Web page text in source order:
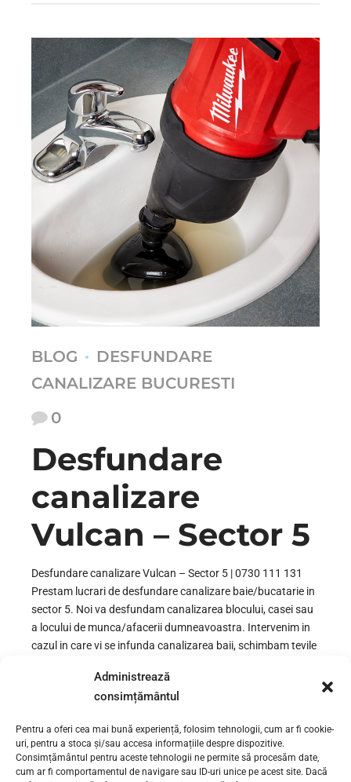
Administrează
consimțământul
Pentru a oferi cea mai bună experiență, folosim tehnologii, cum ar fi cookie-
uri, pentru a stoca și/sau accesa informațiile despre dispozitive.
Consimțământul pentru aceste tehnologii ne permite să procesăm date,
cum ar fi comportamentul de navigare sau ID-uri unice pe acest site. Dacă
BLOG
DESFUNDARE
CANALIZARE BUCURESTI
0
Desfundare
canalizare
Vulcan – Sector 5
Desfundare canalizare Vulcan – Sector 5 | 0730 111 131
Prestam lucrari de desfundare canalizare baie/bucatarie in
sector 5. Noi va desfundam canalizarea blocului, casei sau
a locului de munca/afacerii dumneavoastra. Intervenim in
cazul in care vi se infunda canalizarea baii, schimbam tevile
Septembrie, Cotroceni, Dealul Spirii,...
CONTINUE READING